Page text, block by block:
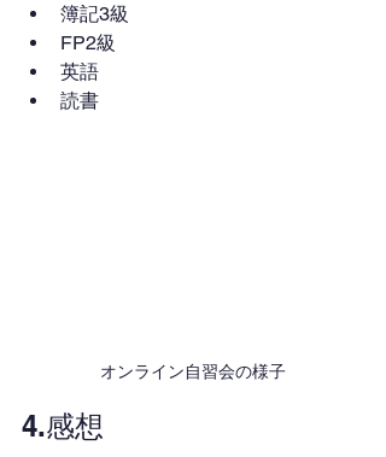
簿記3級
FP2級
英語
読書
オンライン自習会の様子
4.感想